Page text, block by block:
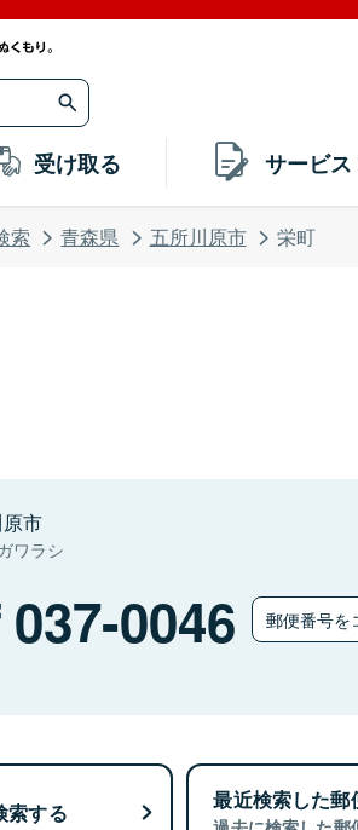
受け取る サービス
索 青森県 五所川原市 栄町
市
ワラシ
037-0046 郵便番号を
索する 最近検索した郵